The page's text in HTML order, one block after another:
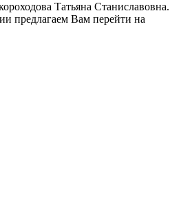
Татьяна Станиславовна.
предлагаем Вам перейти на